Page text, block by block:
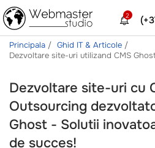
2
Principala
Ghid IT & Articole
Dezvoltare site-uri utilizand CMS
Dezvoltare site-uri cu
Outsourcing
Ghost - Solutii
de succes!